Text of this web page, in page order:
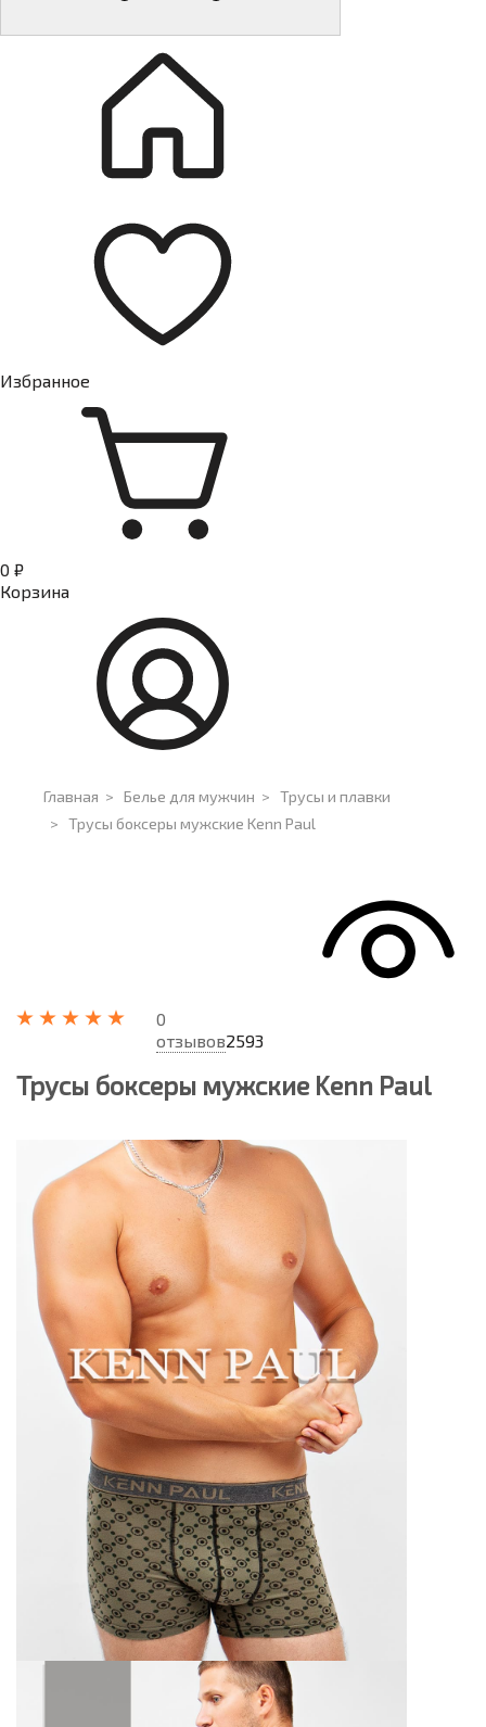
Избранное
0 ₽
Корзина
Главная > Белье для мужчин > Трусы и плавки
> Трусы боксеры мужские Kenn Paul
0
отзывов2593
Трусы боксеры мужские Kenn Paul